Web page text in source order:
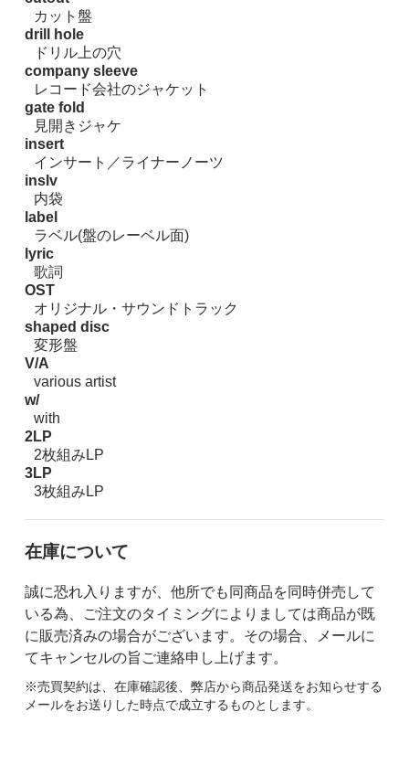
カット盤
drill hole
ドリル上の穴
company sleeve
レコード会社のジャケット
gate fold
見開きジャケ
insert
インサート／ライナーノーツ
inslv
内袋
label
ラベル(盤のレーベル面)
lyric
歌詞
OST
オリジナル・サウンドトラック
shaped disc
変形盤
V/A
various artist
w/
with
2LP
2枚組みLP
3LP
3枚組みLP
在庫について
誠に恐れ入りますが、他所でも同商品を同時併売して
いる為、ご注文のタイミングによりましては商品が既
に販売済みの場合がございます。その場合、メールに
てキャンセルの旨ご連絡申し上げます。
※売買契約は、在庫確認後、弊店から商品発送をお知らせする
メールをお送りした時点で成立するものとします。